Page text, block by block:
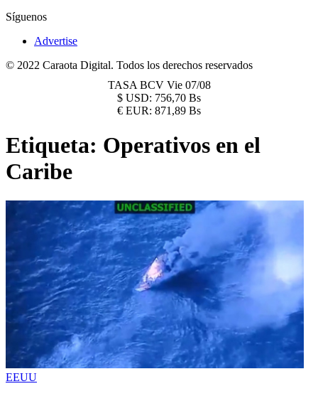
Síguenos
Advertise
© 2022 Caraota Digital. Todos los derechos reservados
TASA BCV Vie 07/08
$ USD: 756,70 Bs
€ EUR: 871,89 Bs
Etiqueta: Operativos en el
Caribe
EEUU